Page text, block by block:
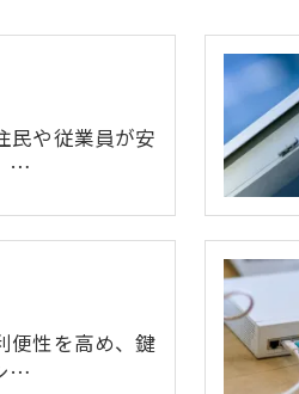
民や従業員が安
…
便性を高め、鍵
…